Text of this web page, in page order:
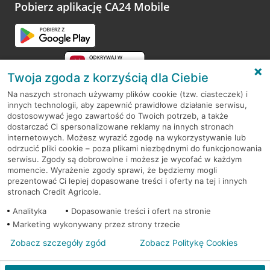
opinie.
Pobierz aplikację CA24 Mobile
RODO
Regulamin serwisu
Mapa serwisu
PolitykaCookies
© 2026 Credit Agricole Bank Polska S.A. Wszelkie prawa zastrzeżone
Twoja zgoda z korzyścią dla Ciebie
Na naszych stronach używamy plików cookie (tzw. ciasteczek) i
innych technologii, aby zapewnić prawidłowe działanie serwisu,
dostosowywać jego zawartość do Twoich potrzeb, a także
dostarczać Ci spersonalizowane reklamy na innych stronach
internetowych. Możesz wyrazić zgodę na wykorzystywanie lub
odrzucić pliki cookie – poza plikami niezbędnymi do funkcjonowania
serwisu. Zgody są dobrowolne i możesz je wycofać w każdym
momencie. Wyrażenie zgody sprawi, że będziemy mogli
prezentować Ci lepiej dopasowane treści i oferty na tej i innych
stronach Credit Agricole.
Analityka
Dopasowanie treści i ofert na stronie
Marketing wykonywany przez strony trzecie
Zobacz szczegóły zgód Zobacz Politykę Cookies